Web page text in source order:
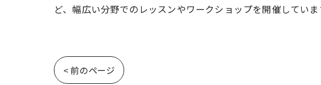
ど、幅広い分野でのレッスンやワークショップを開催してい
< 前のページ